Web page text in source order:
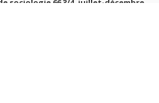
sociologie 66 3/4, juillet-décembre